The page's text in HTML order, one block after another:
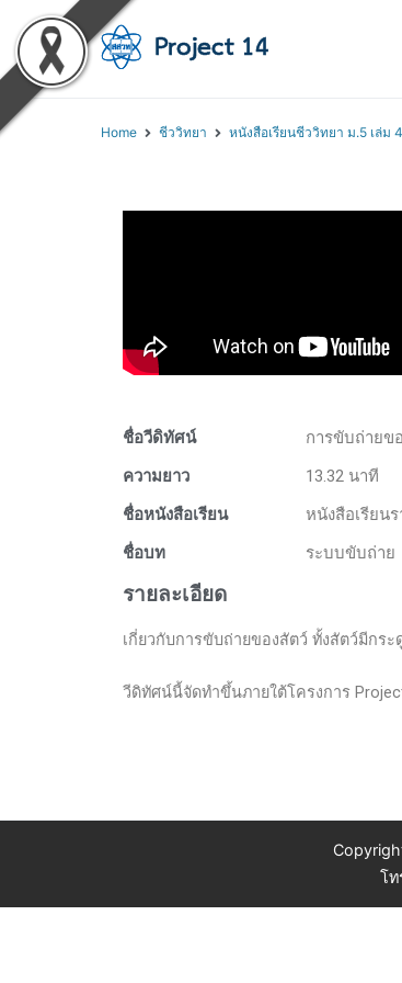
Home ชีววิทยา หนังสือเรียนชีววิทยา ม.5 เล่ม 4
ชื่อวีดิทัศน์
การขับถ่ายข
ความยาว
13.32 นาที
ชื่อหนังสือเรียน
หนังสือเรียน
ชื่อบท
ระบบขับถ่าย
รายละเอียด
เกี่ยวกับการขับถ่ายของสัตว์ ทั้งสัตว์มีกร
วีดิทัศน์นี้จัดทำขึ้นภายใต้โครงการ
โท